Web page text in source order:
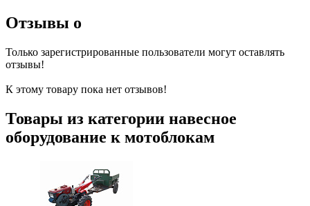
Отзывы о
Только зарегистрированные пользователи могут оставлять
отзывы!
К этому товару пока нет отзывов!
Товары из категории навесное
оборудование к мотоблокам